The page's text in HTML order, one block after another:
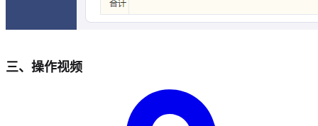
三、操作视频